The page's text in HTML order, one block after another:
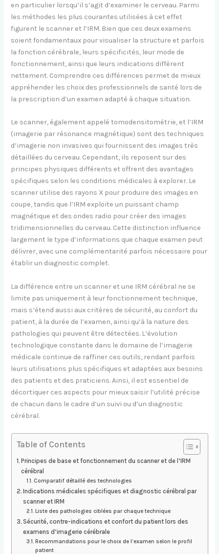
en particulier lorsqu’il s’agit d’examiner le cerveau. Parmi
les méthodes les plus courantes utilisées à cet effet
figurent le scanner et l’IRM. Bien que ces deux examens
soient fondamentaux pour visualiser la structure et parfois
la fonction cérébrale, leurs spécificités, leur mode de
fonctionnement, ainsi que leurs indications diffèrent
nettement. Comprendre ces différences permet de mieux
appréhender les choix des professionnels de santé lors de
la prescription d’un examen adapté à chaque situation.
Le scanner, également appelé tomodensitométrie, et l’IRM
(imagerie par résonance magnétique) sont des techniques
d’imagerie non invasives qui fournissent des images très
détaillées du cerveau. Cependant, ils reposent sur des
principes physiques différents et offrent des avantages
spécifiques selon les conditions médicales à explorer. Le
scanner utilise des rayons X pour produire des images en
coupe, tandis que l’IRM exploite un puissant champ
magnétique et des ondes radio pour créer des images
tridimensionnelles du cerveau. Cette distinction influence
largement le type d’informations que chaque examen peut
délivrer, avec une complémentarité parfois nécessaire pour
établir un diagnostic complet.
La différence entre un scanner et une IRM cérébral ne se
limite pas uniquement à leur fonctionnement technique,
mais s’étend aussi aux critères de sécurité, au confort du
patient, à la durée de l’examen, ainsi qu’à la nature des
pathologies qui peuvent être détectées. L’évolution
technologique constante dans le domaine de l’imagerie
médicale continue de raffiner ces outils, rendant parfois
leurs utilisations plus spécifiques et adaptées aux besoins
des patients et des praticiens. Ainsi, il est essentiel de
décortiquer ces aspects pour mieux saisir l’utilité précise
de chacun dans le cadre d’un suivi ou d’un diagnostic
cérébral.
Table of Contents
Principes de base et fonctionnement du scanner et de l’IRM
cérébral
Comparatif détaillé des technologies
Indications médicales spécifiques et diagnostic cérébral par
scanner et IRM
Liste des pathologies ciblées par chaque technique
Sécurité, contre-indications et confort du patient lors des
examens d’imagerie cérébrale
Recommandations pour le choix de l’examen selon le profil
patient